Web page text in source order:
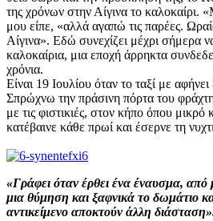
της χρόνων στην Αίγινα το καλοκαίρι.
μου είπε, «αλλά αγαπώ τις παρέες.
Αίγινα». Εδώ συνεχίζει μέχρι σήμερα
καλοκαίρια, μια εποχή άρρηκτα
χρόνια.
Είναι 19 Ιουλίου όταν το ταξί με
Σπρώχνω την πράσινη πόρτα του
με τις φιστικιές, στον κήπο όπου μικρό
κατέβαινε κάθε πρωί και έσερνε τη
«Γράφει όταν έρθει ένα έναυσμα, από
μια θύμηση και ξαφνικά το δωμάτιο
αντικείμενο αποκτούν άλλη